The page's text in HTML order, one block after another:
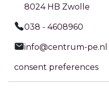
Vorige
8024 HB Zwolle
038 - 4608960
info@centrum-pe.nl
consent preferences